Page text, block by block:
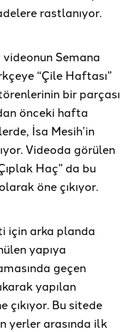
rastlanıyor.
Semana
“Çile Haftası”
bir parçası
önceki hafta
İsa Mesih’in
Videoda görülen
Haç” da bu
öne çıkıyor.
için arka planda
yapıya
geçen
yapılan
çıkıyor. Bu sitede
yerler arasında ilk